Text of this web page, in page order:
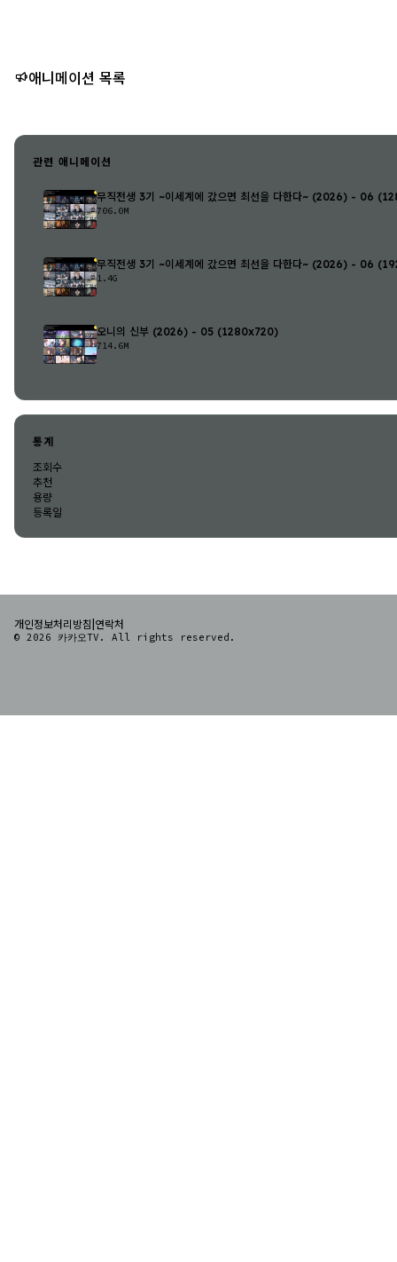
애니메이션 목록
관련 애니메이션
무직전생 3기 ~이세계에 갔으면 최선을 다한다~ (2026) - 06
706.0M
무직전생 3기 ~이세계에 갔으면 최선을 다한다~ (2026) - 06
1.4G
오니의 신부 (2026) - 05 (1280x720)
714.6M
통계
조회수
추천
용량
등록일
개인정보처리방침 연락처
© 2026 카카오TV. All rights reserved.